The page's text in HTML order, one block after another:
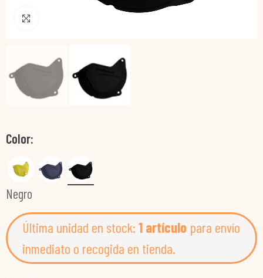
Color
Negro
Última unidad en stock: 1 artículo para envío
inmediato o recogida en tienda.